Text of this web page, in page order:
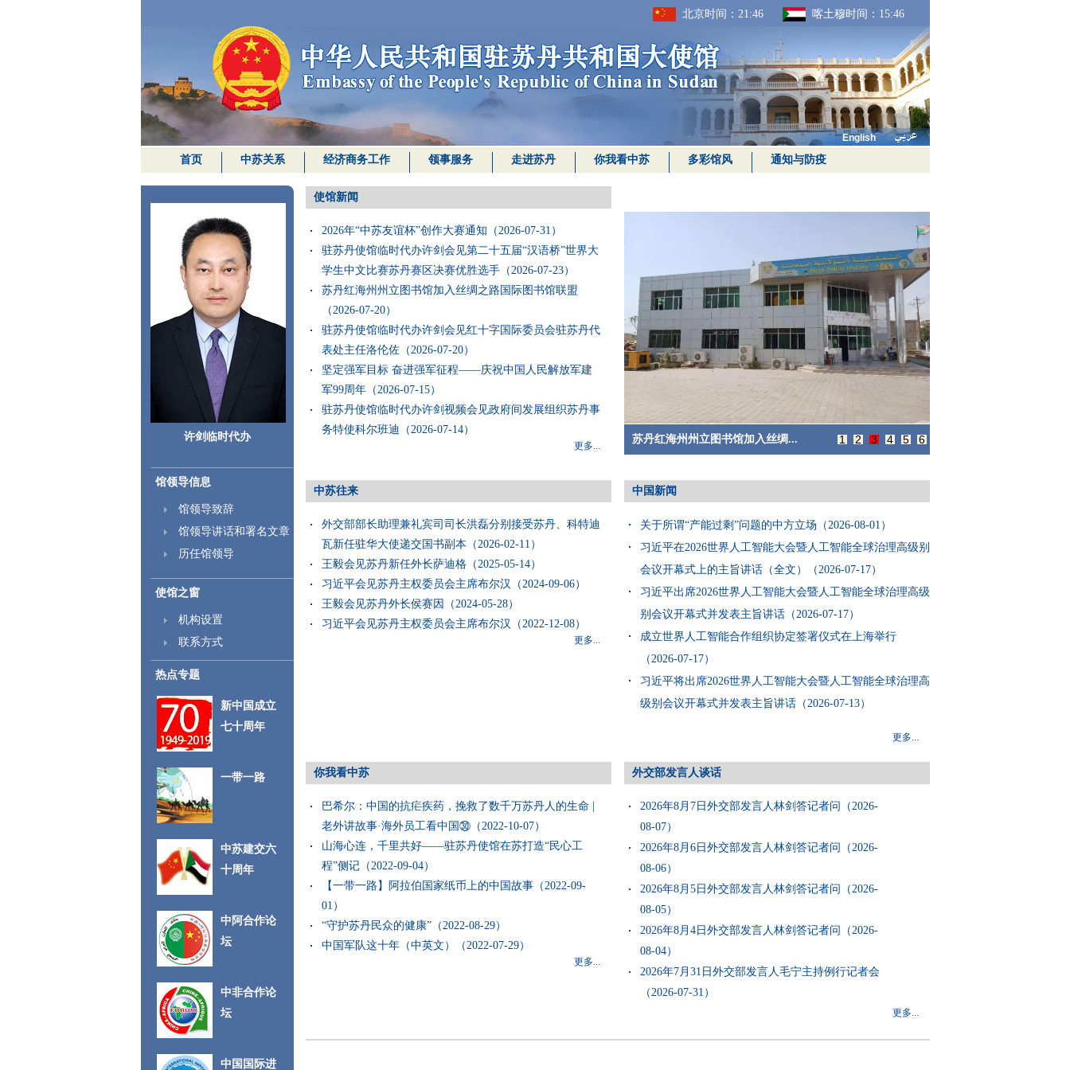
北京时间： 21:46 喀土穆时间： 15:46
English
首页 中苏关系 经济商务工作 领事服务 走进苏丹 你我看中苏 多彩馆风 通知与防疫
许剑临时代办
馆领导信息
馆领导致辞
馆领导讲话和署名文章
历任馆领导
使馆之窗
机构设置
联系方式
热点专题
新中国成立
七十周年
一带一路
中苏建交六
十周年
中阿合作论
坛
中非合作论
坛
中国国际进
使馆新闻
2026年“中苏友谊杯”创作大赛通知（2026-07-31）
驻苏丹使馆临时代办许剑会见第二十五届“汉语桥”世界大
学生中文比赛苏丹赛区决赛优胜选手（2026-07-23）
苏丹红海州州立图书馆加入丝绸之路国际图书馆联盟
（2026-07-20）
驻苏丹使馆临时代办许剑会见红十字国际委员会驻苏丹代
表处主任洛伦佐（2026-07-20）
坚定强军目标 奋进强军征程——庆祝中国人民解放军建
军99周年（2026-07-15）
驻苏丹使馆临时代办许剑视频会见政府间发展组织苏丹事
务特使科尔班迪（2026-07-14）
更多... 6
5
4
3
2
1
驻苏丹使馆临时代办许剑会见红...
中苏往来
外交部部长助理兼礼宾司司长洪磊分别接受苏丹、科特迪
瓦新任驻华大使递交国书副本（2026-02-11）
王毅会见苏丹新任外长萨迪格（2025-05-14）
习近平会见苏丹主权委员会主席布尔汉（2024-09-06）
王毅会见苏丹外长侯赛因（2024-05-28）
习近平会见苏丹主权委员会主席布尔汉（2022-12-08）
更多...
中国新闻
关于所谓“产能过剩”问题的中方立场（2026-08-01）
习近平在2026世界人工智能大会暨人工智能全球治理高级别
会议开幕式上的主旨讲话（全文）（2026-07-17）
习近平出席2026世界人工智能大会暨人工智能全球治理高级
别会议开幕式并发表主旨讲话（2026-07-17）
成立世界人工智能合作组织协定签署仪式在上海举行
（2026-07-17）
习近平将出席2026世界人工智能大会暨人工智能全球治理高
级别会议开幕式并发表主旨讲话（2026-07-13）
更多...
你我看中苏
巴希尔：中国的抗疟疾药，挽救了数千万苏丹人的生命 |
老外讲故事·海外员工看中国​㉚（2022-10-07）
山海心连，千里共好——驻苏丹使馆在苏打造“民心工
程”侧记（2022-09-04）
【一带一路】阿拉伯国家纸币上的中国故事（2022-09-
01）
“守护苏丹民众的健康”（2022-08-29）
中国军队这十年（中英文）（2022-07-29）
更多...
外交部发言人谈话
2026年8月7日外交部发言人林剑答记者问（2026-
08-07）
2026年8月6日外交部发言人林剑答记者问（2026-
08-06）
2026年8月5日外交部发言人林剑答记者问（2026-
08-05）
2026年8月4日外交部发言人林剑答记者问（2026-
08-04）
2026年7月31日外交部发言人毛宁主持例行记者会
（2026-07-31）
更多...